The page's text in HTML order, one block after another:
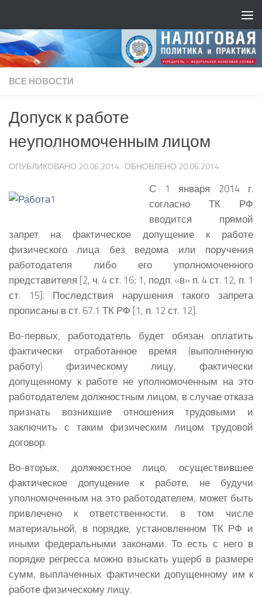
ВСЕ НОВОСТИ
Допуск к работе
неуполномоченным лицом
ОПУБЛИКОВАНО 20.06.2014 · ОБНОВЛЕНО 20.06.2014
С 1 января 2014 г.
согласно ТК РФ
вводится прямой
запрет на фактическое допущение к работе
физического лица без ведома или поручения
работодателя либо его уполномоченного
представителя [2, ч. 4 ст. 16; 1, подп. «в» п. 4 ст. 12, п. 1
ст. 15]. Последствия нарушения такого запрета
прописаны в ст. 67.1 ТК РФ [1, п. 12 ст. 12].
Во-первых, работодатель будет обязан оплатить
фактически отработанное время (выполненную
работу) физическому лицу, фактически
допущенному к работе не уполномоченным на это
работодателем должностным лицом, в случае отказа
признать возникшие отношения трудовыми и
заключить с таким физическим лицом трудовой
договор.
Во-вторых, должностное лицо, осуществившее
фактическое допущение к работе, не будучи
уполномоченным на это работодателем, может быть
привлечено к ответственности, в том числе
материальной, в порядке, установленном ТК РФ и
иными федеральными законами. То есть с него в
порядке регресса можно взыскать ущерб в размере
сумм, выплаченных фактически допущенному им к
работе физическому лицу.